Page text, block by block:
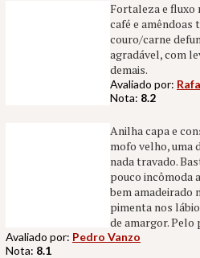
Fortaleza e fluxo
café e amêndoas
couro/carne
agradável, com
demais.
Avaliado por:
Nota: 8.2
Anilha capa e
mofo velho, uma
nada travado.
pouco incômoda
bem amadeirado
pimenta nos
de amargor. Pelo
Avaliado por: Pedro Vanzo
Nota: 8.1